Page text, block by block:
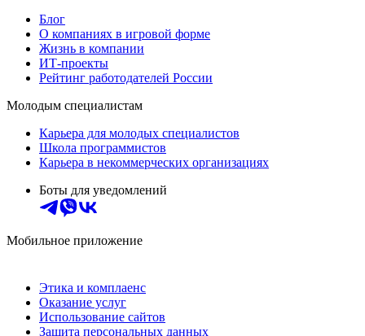
Блог
О компаниях в игровой форме
Жизнь в компании
ИТ-проекты
Рейтинг работодателей России
Молодым специалистам
Карьера для молодых специалистов
Школа программистов
Карьера в некоммерческих организациях
Боты для уведомлений
Мобильное приложение
Этика и комплаенс
Оказание услуг
Использование сайтов
Защита персональных данных